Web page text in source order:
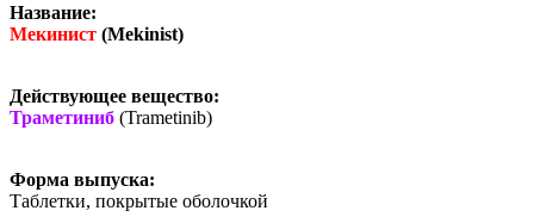
Название:
Мекинист (Mekinist)
Действующее вещество:
Траметиниб (Trametinib)
Форма выпуска:
Таблетки, покрытые оболочкой